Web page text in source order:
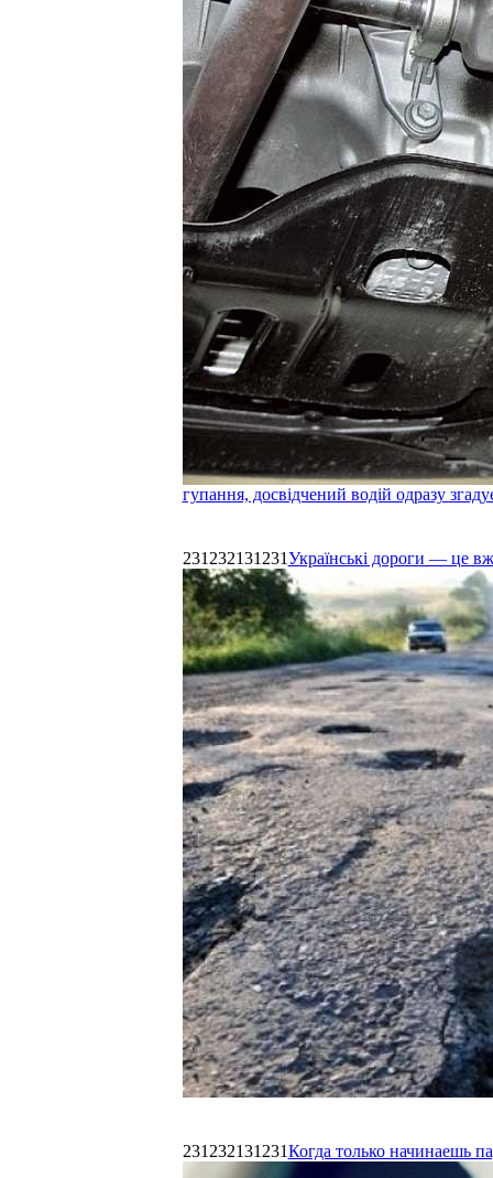
гупання, досвідчений водій одразу
231232131231Українські дороги — це
231232131231Когда только начинаешь